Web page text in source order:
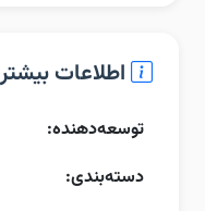
اطلاعات بیشتر
توسعه‌دهنده:
دسته‌بندی: